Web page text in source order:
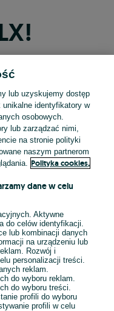
Apple
Google
lub uzyskujemy dostęp
identyfikatory w
osobowych.
lub zarządzać nimi,
na stronie polityki
naszym partnerom
Polityka cookies,
dane w celu
Aktywne
do celów identyfikacji.
lub kombinacji danych
na urządzeniu lub
Rozwój i
personalizacji treści.
reklam.
do wyboru reklam.
do wyboru treści.
profili do wyboru
profili w celu